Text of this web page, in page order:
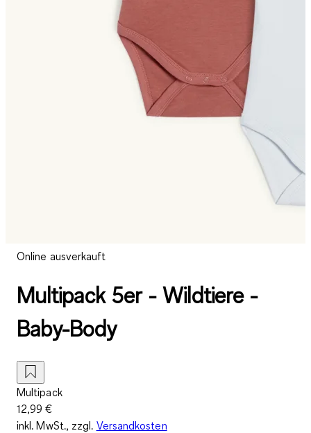
Online ausverkauft
Multipack 5er - Wildtiere -
Baby-Body
Multipack
12,99 €
inkl. MwSt., zzgl. Versandkosten